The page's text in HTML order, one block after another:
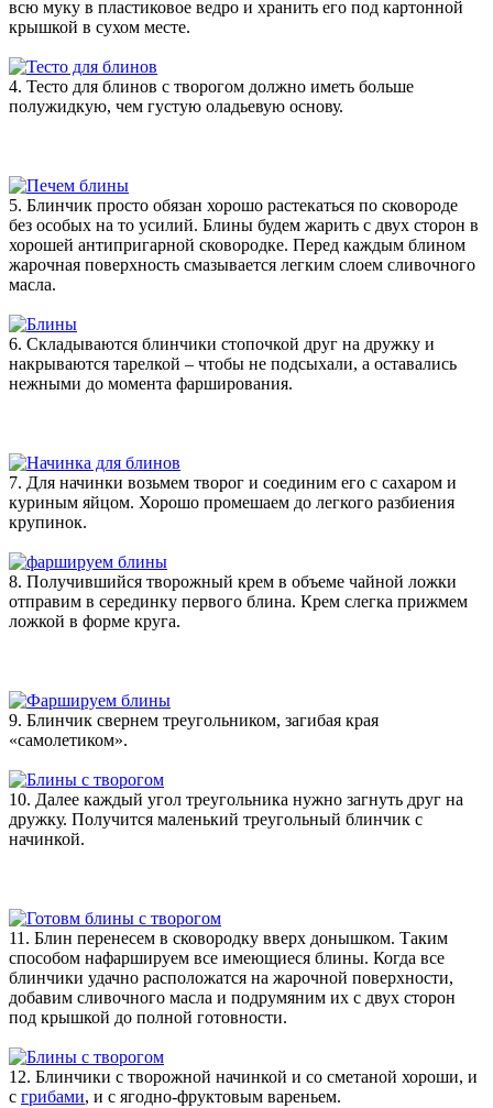
всю муку в пластиковое ведро и хранить его под картонной
крышкой в сухом месте.
4. Тесто для блинов с творогом должно иметь больше
полужидкую, чем густую оладьевую основу.
5. Блинчик просто обязан хорошо растекаться по сковороде
без особых на то усилий. Блины будем жарить с двух сторон в
хорошей антипригарной сковородке. Перед каждым блином
жарочная поверхность смазывается легким слоем сливочного
масла.
6. Складываются блинчики стопочкой друг на дружку и
накрываются тарелкой – чтобы не подсыхали, а оставались
нежными до момента фарширования.
7. Для начинки возьмем творог и соединим его с сахаром и
куриным яйцом. Хорошо промешаем до легкого разбиения
крупинок.
8. Получившийся творожный крем в объеме чайной ложки
отправим в серединку первого блина. Крем слегка прижмем
ложкой в форме круга.
9. Блинчик свернем треугольником, загибая края
«самолетиком».
10. Далее каждый угол треугольника нужно загнуть друг на
дружку. Получится маленький треугольный блинчик с
начинкой.
11. Блин перенесем в сковородку вверх донышком. Таким
способом нафаршируем все имеющиеся блины. Когда все
блинчики удачно расположатся на жарочной поверхности,
добавим сливочного масла и подрумяним их с двух сторон
под крышкой до полной готовности.
12. Блинчики с творожной начинкой и со сметаной хороши, и
с грибами, и с ягодно-фруктовым вареньем.